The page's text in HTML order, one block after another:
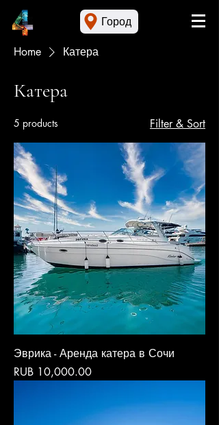
Город
Home Катера
Катера
5 products Filter & Sort
Эврика - Аренда катера в Сочи
Price
RUB 10,000.00